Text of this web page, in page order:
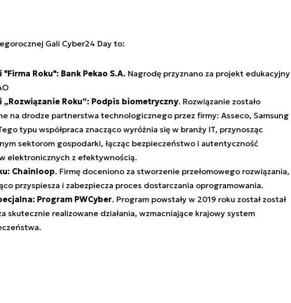
Gali Cyber24 Day to:
Roku": Bank Pekao S.A. Nagrodę przyznano za projekt edukacyjny
Roku”: Podpis biometryczny. Rozwiązanie zostało
na drodze partnerstwa technologicznego przez firmy: Asseco, Samsung
typu współpraca znacząco wyróżnia się w branży IT, przynosząc
sektorom gospodarki, łącząc bezpieczeństwo i autentyczność
elektronicznych z efektywnością.
Chainloop. Firmę doceniono za stworzenie przełomowego rozwiązania,
przyspiesza i zabezpiecza proces dostarczania oprogramowania.
Program PWCyber. Program powstały w 2019 roku został został
skutecznie realizowane działania, wzmacniające krajowy system